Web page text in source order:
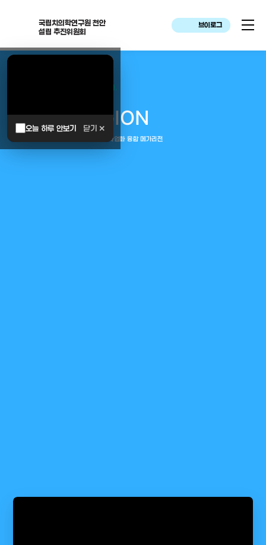
국립치의학연구원 천안
설립 추진위원회
브이로그
오늘 하루 안보기 닫기 ✕
대한민국은 두번이나 약속하였습니다.
MEGAREGION
중부권 전체를 잇는 연구–임상–평가–사업화 융합 메가리전